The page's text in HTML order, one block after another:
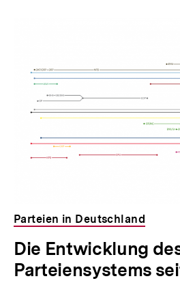
Parteien in Deutschland
Die Entwicklung
Parteiensystems